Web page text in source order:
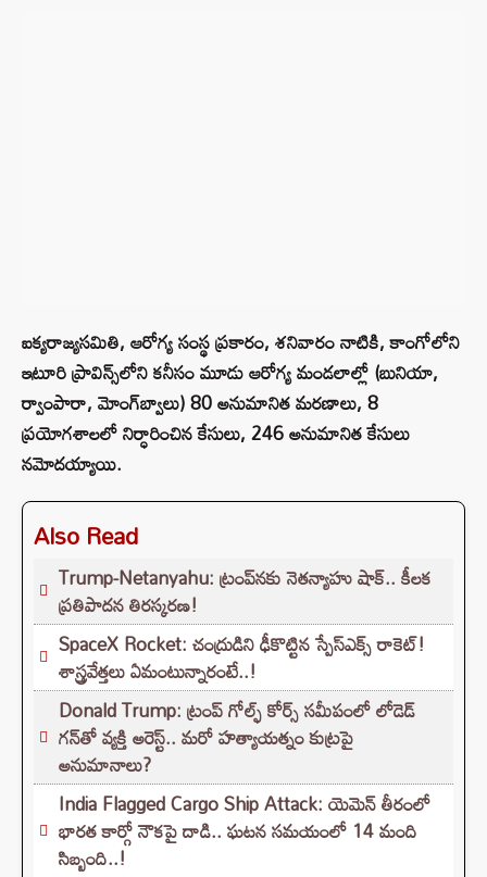
ఐక్యరాజ్యసమితి, ఆరోగ్య సంస్థ ప్రకారం, శనివారం నాటికి, కాంగోలోని
ఇటూరి ప్రావిన్స్‌లోని కనీసం మూడు ఆరోగ్య మండలాల్లో (బునియా,
ర్వాంపారా, మోంగ్‌బ్వాలు) 80 అనుమానిత మరణాలు, 8
ప్రయోగశాలలో నిర్ధారించిన కేసులు, 246 అనుమానిత కేసులు
నమోదయ్యాయి.
Also Read
Trump-Netanyahu: ట్రంప్‌నకు నెతన్యాహు షాక్.. కీలక
ప్రతిపాదన తిరస్కరణ!
SpaceX Rocket: చంద్రుడిని ఢీకొట్టిన స్పేస్‌ఎక్స్ రాకెట్!
శాస్త్రవేత్తలు ఏమంటున్నారంటే..!
Donald Trump: ట్రంప్ గోల్ఫ్ కోర్స్ సమీపంలో లోడెడ్
గన్‌తో వ్యక్తి అరెస్ట్.. మరో హత్యాయత్నం కుట్రపై
అనుమానాలు?
India Flagged Cargo Ship Attack: యెమెన్ తీరంలో
భారత కార్గో నౌకపై దాడి.. ఘటన సమయంలో 14 మంది
సిబ్బంది..!